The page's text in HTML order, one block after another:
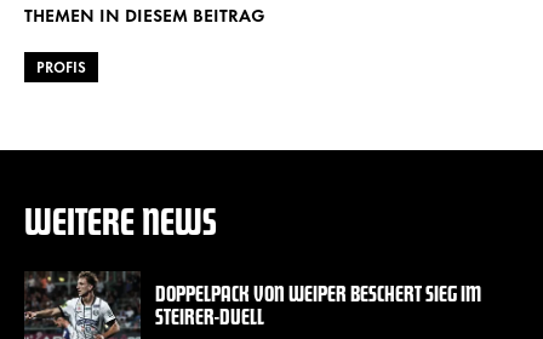
THEMEN IN DIESEM BEITRAG
PROFIS
WEITERE NEWS
DOPPELPACK VON WEIPER BESCHERT SIEG IM
STEIRER-DUELL